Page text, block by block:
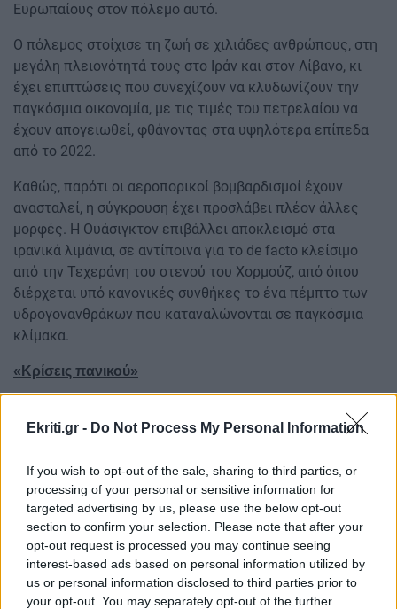
Ekriti.gr - Do Not Process My Personal Information
If you wish to opt-out of the sale, sharing to third parties, or
processing of your personal or sensitive information for
targeted advertising by us, please use the below opt-out
section to confirm your selection. Please note that after your
opt-out request is processed you may continue seeing
interest-based ads based on personal information utilized by
us or personal information disclosed to third parties prior to
your opt-out. You may separately opt-out of the further
Ευρωπαίους στον πόλεμο αυτό.
Ο πόλεμος στοίχισε τη ζωή σε χιλιάδες ανθρώπους, στη
μεγάλη πλειονότητά τους στο Ιράν και στον Λίβανο, κι
έχει επιπτώσεις που συνεχίζουν να κλυδωνίζουν την
παγκόσμια οικονομία, με τις τιμές του πετρελαίου να
έχουν απογειωθεί, φθάνοντας στα υψηλότερα επίπεδα
από το 2022.
Καθώς, παρότι οι αεροπορικοί βομβαρδισμοί έχουν
ανασταλεί, η σύγκρουση έχει προσλάβει πλέον άλλες
μορφές. Η Ουάσιγκτον επιβάλλει αποκλεισμό στα
ιρανικά λιμάνια, σε αντίποινα για το de facto κλείσιμο
από την Τεχεράνη του στενού του Χορμούζ, από όπου
διέρχεται υπό κανονικές συνθήκες το ένα πέμπτο των
υδρογονανθράκων που καταναλώνονται σε παγκόσμια
κλίμακα.
«Κρίσεις πανικού»
ο στρατός του Ισραήλ εξαπέλυσε χθες Σάββατο νέο κύμα
σε τουλάχιστον τρεις ανθρώπους στον νότο, σύμφωνα
με το λιβανικό επίσημο πρακτορείο ειδήσεων ANI. Σε
ανακοινωθέν τους, οι ισραηλινές ένοπλες δυνάμεις
ανέφεραν ότι έπληξαν «περίπου 70 στρατιωτικές
υποδομές» και ότι «κατέστρεψαν περίπου 50
εγκαταστάσεις υποδομών της Χεζμπολά σε διάφορους
τομείς».